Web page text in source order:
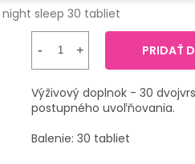
sleep 30 tabliet
PRIDAŤ
Výživový doplnok - 30
postupného uvoľňovania.
Balenie: 30 tabliet